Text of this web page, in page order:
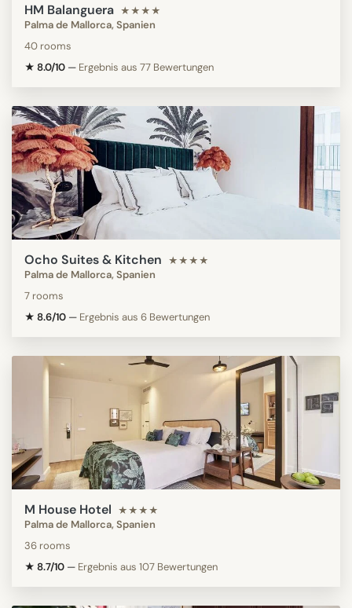
HM Balanguera ★★★★
Palma de Mallorca, Spanien
40 rooms
★ 8.0/10 — Ergebnis aus 77 Bewertungen
Ocho Suites & Kitchen ★★★★
Palma de Mallorca, Spanien
7 rooms
★ 8.6/10 — Ergebnis aus 6 Bewertungen
M House Hotel ★★★★
Palma de Mallorca, Spanien
36 rooms
★ 8.7/10 — Ergebnis aus 107 Bewertungen